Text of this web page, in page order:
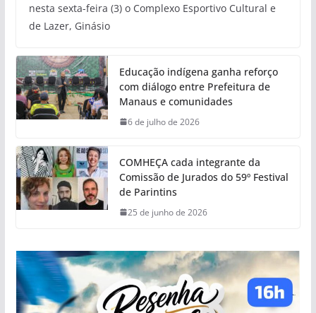
nesta sexta-feira (3) o Complexo Esportivo Cultural e
de Lazer, Ginásio
Educação indígena ganha reforço
com diálogo entre Prefeitura de
Manaus e comunidades
6 de julho de 2026
COMHEÇA cada integrante da
Comissão de Jurados do 59º Festival
de Parintins
25 de junho de 2026